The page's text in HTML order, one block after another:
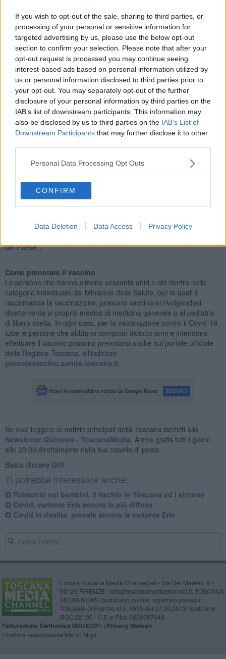
If you wish to opt-out of the sale, sharing to third parties, or
processing of your personal or sensitive information for
targeted advertising by us, please use the below opt-out
section to confirm your selection. Please note that after your
opt-out request is processed you may continue seeing
interest-based ads based on personal information utilized by
us or personal information disclosed to third parties prior to
your opt-out. You may separately opt-out of the further
disclosure of your personal information by third parties on the
IAB’s list of downstream participants. This information may
also be disclosed by us to third parties on the IAB’s List of
Downstream Participants that may further disclose it to other
Personal Data Processing Opt Outs
CONFIRM
Data Deletion Data Access Privacy Policy
elevata fragilità, anziani, cargiver di persone fragili, operatori
sanitari e sociosanitari e donne in gravidanza. L’elenco completo
delle categorie è disponibile sul sito ufficiale della Regione
Toscana.
I dati sulla vaccinazione Covid-19
Prosegue anche la campagna di vaccinazione contro il Covid-19,
estesa nelle ultime settimane a tutte le persone con più di diciotto
anni. Ne hanno approfittato finora in circa 168mila. La Toscana per
numeri assoluti è terza tra le regioni in Italia sul portale del
www.salute.gov.it/reportVacciniAntiCovid), dove i dati sono
aggiornati solo fino al 23 Novembre, ma èprima per tasso di
“I numeri confermano un andamento positivo della campagna di
vaccinazione antinfluenzale – commentano il presidente della
Toscana Eugenio Giani e l’assessore al diritto alla salute Simone
Italia sta procedendo a rilento, in Toscana registra il più alto tasso
del Paese”.
Come prenotare il vaccino
Le persone che hanno almeno sessanta anni e chi rientra nelle
categorie individuate dal Ministero della Salute, per le quali è
raccomanda la vaccinazione, possono vaccinarsi rivolgendosi
direttamente al proprio medico di medicina generale o al pediatria
di libera scelta. In ogni caso, per la vaccinazione contro il Covid-19,
tutte le persone che abbiano compiuto diciotto anni e intendono
effettuare il vaccino possono prenotarsi anche sul portale ufficiale
della Regione Toscana, all'indirizzo
prenotavaccino.sanita.toscana.it
Se vuoi leggere le notizie principali della Toscana iscriviti alla
Newsletter QUInews - ToscanaMedia. Arriva gratis tutti i giorni
alle 20:00 direttamente nella tua casella di posta.
Basta cliccare QUI
Ti potrebbe interessare anche:
Polmoniti nei bambini, il rischio in Toscana ed i sintomi
Covid, variante Eris ancora la più diffusa
Covid in risalita, prevale ancora la variante Eris
Editore Toscana Media Channel srl - Via Dei Martelli, 8 -
50129 FIRENZE - info@toscanamediachannel.it. TOSCANA
MEDIA NEWS quotidiano on line registrato presso il
Tribunale di Firenze al n. 5935 del 27.09.2013. Iscrizione
ROC 22105 - C.F. e P.Iva 0620787048
Fatturazione Elettronica M5UXCR1 | Privacy Nielsen
Direttore responsabile Marco Migli